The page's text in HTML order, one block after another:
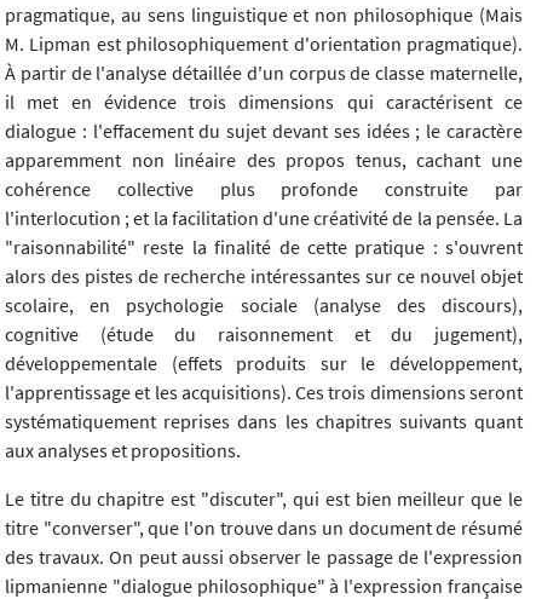
pragmatique, au sens linguistique et non philosophique (Mais
M. Lipman est philosophiquement d'orientation pragmatique).
À partir de l'analyse détaillée d'un corpus de classe maternelle,
il met en évidence trois dimensions qui caractérisent ce
dialogue : l'effacement du sujet devant ses idées ; le caractère
apparemment non linéaire des propos tenus, cachant une
cohérence collective plus profonde construite par
l'interlocution ; et la facilitation d'une créativité de la pensée. La
"raisonnabilité" reste la finalité de cette pratique : s'ouvrent
alors des pistes de recherche intéressantes sur ce nouvel objet
scolaire, en psychologie sociale (analyse des discours),
cognitive (étude du raisonnement et du jugement),
développementale (effets produits sur le développement,
l'apprentissage et les acquisitions). Ces trois dimensions seront
systématiquement reprises dans les chapitres suivants quant
aux analyses et propositions.
Le titre du chapitre est "discuter", qui est bien meilleur que le
titre "converser", que l'on trouve dans un document de résumé
des travaux. On peut aussi observer le passage de l'expression
lipmanienne "dialogue philosophique" à l'expression française